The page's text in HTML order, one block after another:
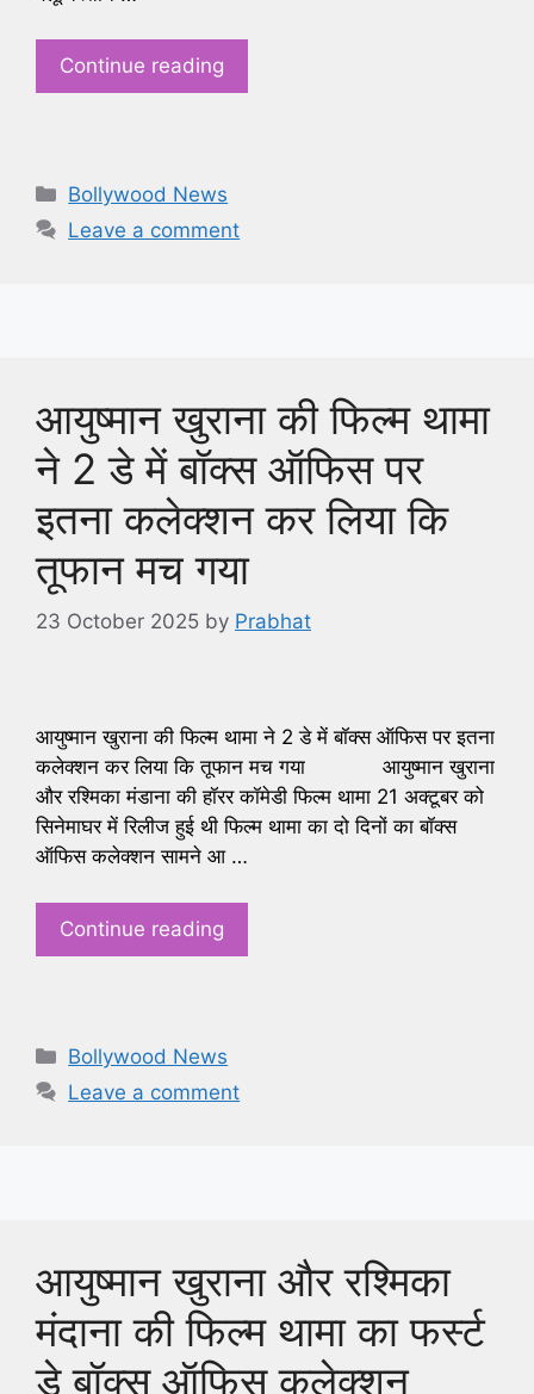
Continue reading
Categories
Bollywood News
Leave a comment
आयुष्मान खुराना की फिल्म थामा
ने 2 डे में बॉक्स ऑफिस पर
इतना कलेक्शन कर लिया कि
तूफान मच गया
23 October 2025 by Prabhat
आयुष्मान खुराना की फिल्म थामा ने 2 डे में बॉक्स ऑफिस पर इतना
कलेक्शन कर लिया कि तूफान मच गया आयुष्मान खुराना
और रश्मिका मंडाना की हॉरर कॉमेडी फिल्म थामा 21 अक्टूबर को
सिनेमाघर में रिलीज हुई थी फिल्म थामा का दो दिनों का बॉक्स
ऑफिस कलेक्शन सामने आ …
Continue reading
Categories
Bollywood News
Leave a comment
आयुष्मान खुराना और रश्मिका
मंदाना की फिल्म थामा का फर्स्ट
डे बॉक्स ऑफिस कलेक्शन